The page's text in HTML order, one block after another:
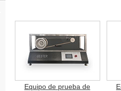
Equipo de prueba de